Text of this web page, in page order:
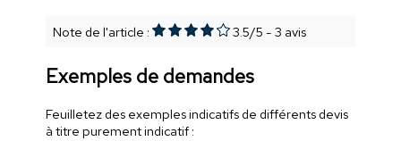
Note de l'article : 3.5/5 - 3 avis
Exemples de demandes
Feuilletez des exemples indicatifs de différents devis
à titre purement indicatif :